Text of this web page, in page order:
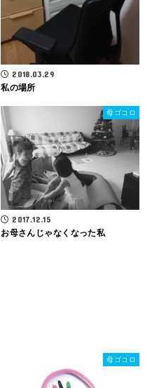
2018.03.29
私の場所
母ゴコロ
2017.12.15
お母さんじゃなくなった私
母ゴコロ